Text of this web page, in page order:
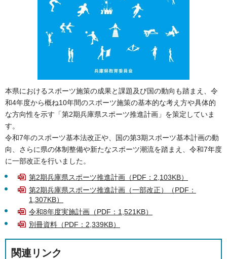
本県におけるスポーツ施策の成果と課題及び国の動向も踏まえ、令
和4年度から概ね10年間のスポーツ施策の基本的な考え方や具体的
な方向性を示す「第2期兵庫県スポーツ推進計画」を策定していま
す。
令和7年のスポーツ基本法改正や、国の第3期スポーツ基本計画の動
向、さらに県の体制整備や新たなスポーツ潮流を踏まえ、令和7年度
に一部改正を行いました。
第2期兵庫県スポーツ推進計画（PDF：2,103KB）
第2期兵庫県スポーツ推進計画（一部改正）（PDF：
1,307KB）
令和8年度実施計画（PDF：1,521KB）
別冊資料（PDF：2,339KB）
関連リンク